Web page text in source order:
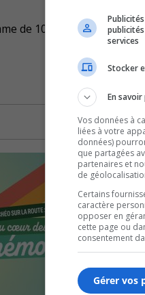
de 10 000 $ et les trois
services
Stocker
En savoir
Vos données à
liées à votre
données)
que partagées
partenaires et
de
Certains
caractère
opposer en
cette page ou
consentement
Gérer vos